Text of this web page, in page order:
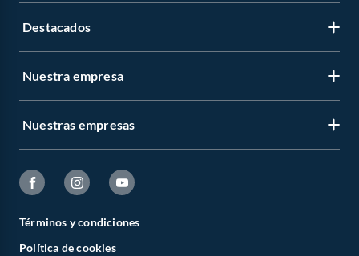
Destacados
Nuestra empresa
Nuestras empresas
Términos y condiciones
Política de cookies